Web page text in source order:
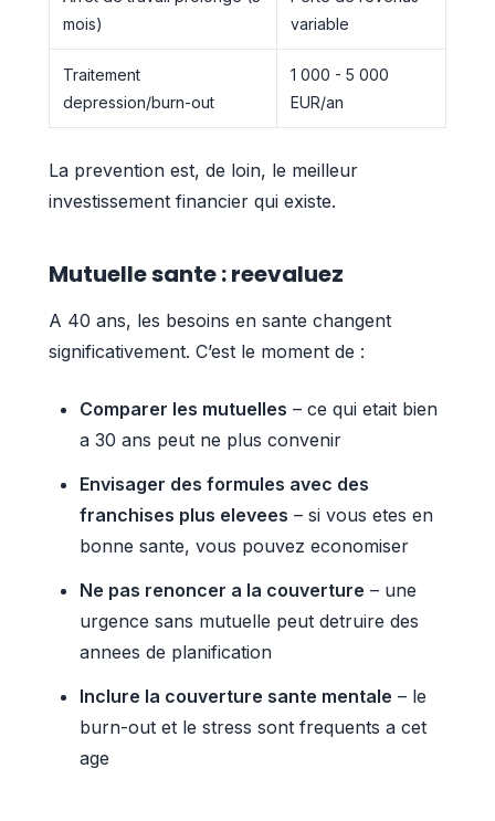
mois)
variable
Traitement
depression/burn-out
1 000 - 5 000
EUR/an
La prevention est, de loin, le meilleur
investissement financier qui existe.
Mutuelle sante : reevaluez
A 40 ans, les besoins en sante changent
significativement. C’est le moment de :
Comparer les mutuelles – ce qui etait bien
a 30 ans peut ne plus convenir
Envisager des formules avec des
franchises plus elevees – si vous etes en
bonne sante, vous pouvez economiser
Ne pas renoncer a la couverture – une
urgence sans mutuelle peut detruire des
annees de planification
Inclure la couverture sante mentale – le
burn-out et le stress sont frequents a cet
age